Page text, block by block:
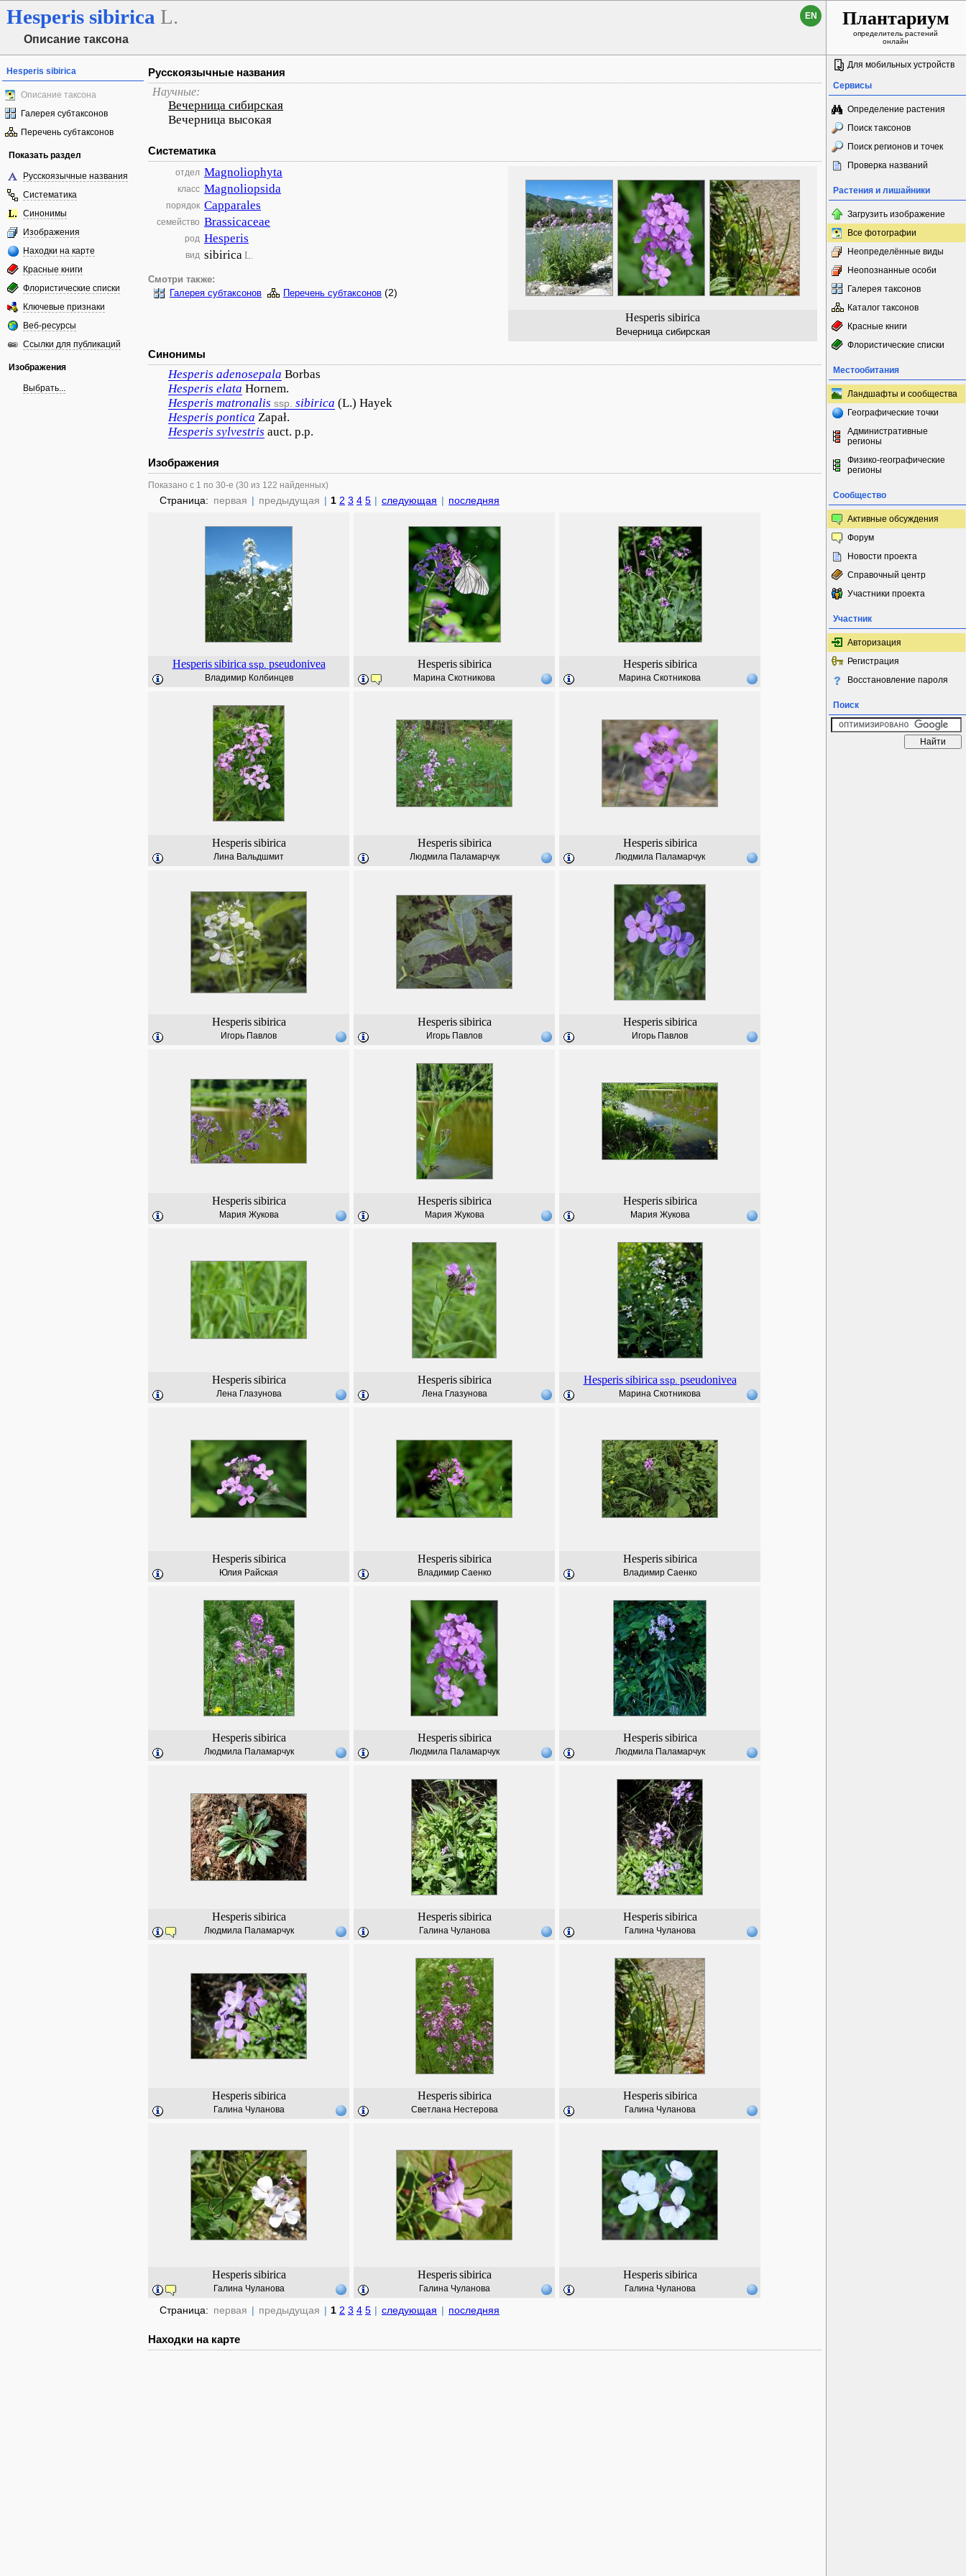
Hesperis sibirica L.
Описание таксона
EN Плантариум
определитель растений
онлайн
Hesperis sibirica
Описание таксона
Галерея субтаксонов
Перечень субтаксонов
Показать раздел
Русскоязычные названия
Систематика
Синонимы
Изображения
Находки на карте
Красные книги
Флористические списки
Ключевые признаки
Веб-ресурсы
Ссылки для публикаций
Изображения
Выбрать...
Русскоязычные названия
Научные:
Вечерница сибирская
Вечерница высокая
Систематика
Hesperis sibirica
Вечерница сибирская
отдел Magnoliophyta
класс Magnoliopsida
порядок Capparales
семейство Brassicaceae
род Hesperis
вид sibiricaL.
Смотри также:
Галерея субтаксонов
Перечень субтаксонов (2)
Синонимы
Hesperis adenosepala Borbas
Hesperis elata Hornem.
Hesperis matronalis ssp. sibirica (L.) Hayek
Hesperis pontica Zapał.
Hesperis sylvestris auct. p.p.
Изображения
Показано с 1 по 30-е (30 из 122 найденных)
Страница: первая | предыдущая | 1 2 3 4 5 | следующая | последняя
Hesperis sibirica ssp. pseudonivea
Владимир Колбинцев
Hesperis sibirica
Марина Скотникова
Hesperis sibirica
Марина Скотникова
Hesperis sibirica
Лина Вальдшмит
Hesperis sibirica
Людмила Паламарчук
Hesperis sibirica
Людмила Паламарчук
Hesperis sibirica
Игорь Павлов
Hesperis sibirica
Игорь Павлов
Hesperis sibirica
Игорь Павлов
Hesperis sibirica
Мария Жукова
Hesperis sibirica
Мария Жукова
Hesperis sibirica
Мария Жукова
Hesperis sibirica
Лена Глазунова
Hesperis sibirica
Лена Глазунова
Hesperis sibirica ssp. pseudonivea
Марина Скотникова
Hesperis sibirica
Юлия Райская
Hesperis sibirica
Владимир Саенко
Hesperis sibirica
Владимир Саенко
Hesperis sibirica
Людмила Паламарчук
Hesperis sibirica
Людмила Паламарчук
Hesperis sibirica
Людмила Паламарчук
Hesperis sibirica
Людмила Паламарчук
Hesperis sibirica
Галина Чуланова
Hesperis sibirica
Галина Чуланова
Hesperis sibirica
Галина Чуланова
Hesperis sibirica
Светлана Нестерова
Hesperis sibirica
Галина Чуланова
Hesperis sibirica
Галина Чуланова
Hesperis sibirica
Галина Чуланова
Hesperis sibirica
Галина Чуланова
Страница: первая | предыдущая | 1 2 3 4 5 | следующая | последняя
Находки на карте
Для мобильных устройств
Сервисы
Определение растения
Поиск таксонов
Поиск регионов и точек
Проверка названий
Растения и лишайники
Загрузить изображение
Все фотографии
Неопределённые виды
Неопознанные особи
Галерея таксонов
Каталог таксонов
Красные книги
Флористические списки
Местообитания
Ландшафты и сообщества
Географические точки
Административные
регионы
Физико-географические
регионы
Сообщество
Активные обсуждения
Форум
Новости проекта
Справочный центр
Участники проекта
Участник
Авторизация
Регистрация
Восстановление пароля
Поиск